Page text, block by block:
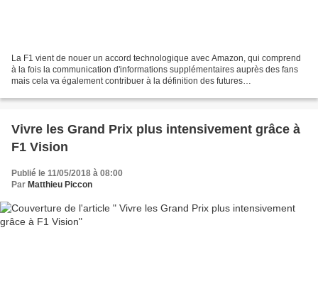
La F1 vient de nouer un accord technologique avec Amazon, qui comprend
à la fois la communication d'informations supplémentaires auprès des fans
mais cela va également contribuer à la définition des futures
Vivre les Grand Prix plus intensivement grâce à
F1 Vision
Publié le 11/05/2018 à 08:00
Par Matthieu Piccon